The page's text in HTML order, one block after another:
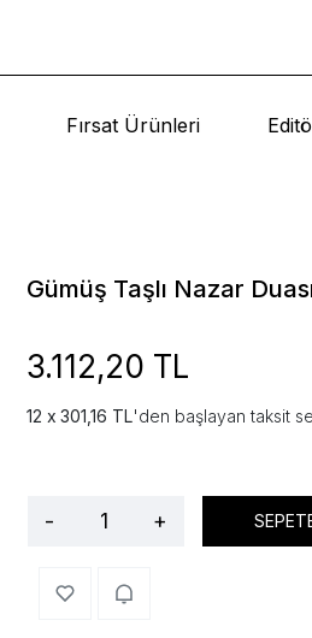
Fırsat Ürünleri
Gümüş Taşlı Nazar
3.112,20 TL
301,16 TL'den başlayan taksit
- +